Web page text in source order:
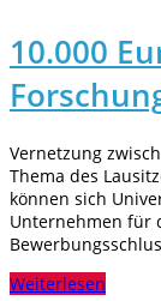
10.000
Vernetzung
Thema des
können sich
Unternehmen für
Weiterlesen